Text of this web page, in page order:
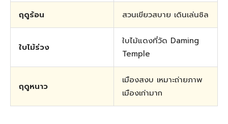
ฤดูร้อน สวนเขียวสบาย เดินเล่นชิล
ใบไม้ร่วง
ใบไม้แดงที่วัด Daming
Temple
ฤดูหนาว
เมืองสงบ เหมาะถ่ายภาพ
เมืองเก่ามาก